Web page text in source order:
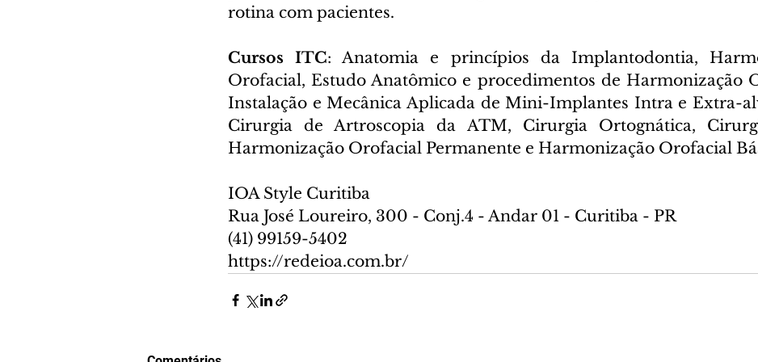
rotina com pacientes.
Cursos ITC: Anatomia e princípios da Implantodontia,
Orofacial, Estudo Anatômico e procedimentos de Harmonização
Instalação e Mecânica Aplicada de Mini-Implantes Intra e Extra-
Cirurgia de Artroscopia da ATM, Cirurgia Ortognática,
Harmonização Orofacial Permanente e Harmonização Orofacial
IOA Style Curitiba
Rua José Loureiro, 300 - Conj.4 - Andar 01 - Curitiba - PR
(41) 99159-5402
https://redeioa.com.br/